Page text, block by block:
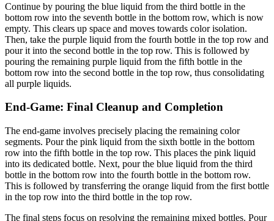
Continue by pouring the blue liquid from the third bottle in the
bottom row into the seventh bottle in the bottom row, which is now
empty. This clears up space and moves towards color isolation.
Then, take the purple liquid from the fourth bottle in the top row and
pour it into the second bottle in the top row. This is followed by
pouring the remaining purple liquid from the fifth bottle in the
bottom row into the second bottle in the top row, thus consolidating
all purple liquids.
End-Game: Final Cleanup and Completion
The end-game involves precisely placing the remaining color
segments. Pour the pink liquid from the sixth bottle in the bottom
row into the fifth bottle in the top row. This places the pink liquid
into its dedicated bottle. Next, pour the blue liquid from the third
bottle in the bottom row into the fourth bottle in the bottom row.
This is followed by transferring the orange liquid from the first bottle
in the top row into the third bottle in the top row.
The final steps focus on resolving the remaining mixed bottles. Pour